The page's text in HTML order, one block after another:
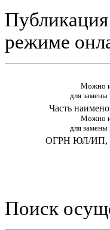
режиме
Можно
для замены
Часть
Можно
для замены
ОГРН ЮЛ/ИП,
Поиск